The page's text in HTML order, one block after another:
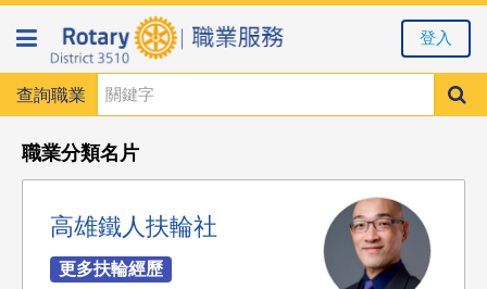
查詢職業
登入
職業分類名片
高雄鐵人扶輪社